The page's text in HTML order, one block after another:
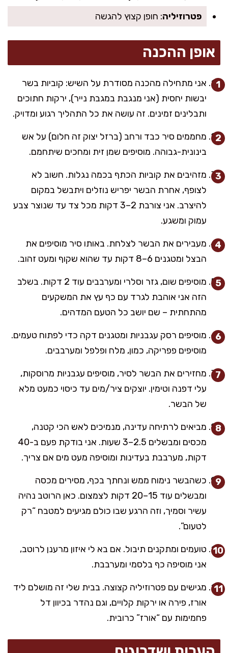
פטרוזיליה: חופן קצוץ להגשה
אופן ההכנה
אני מתחילה מהכנה מסודרת על השיש: קוביות בשר
יבשות יחסית (אני מנגבת במגבת נייר), ירקות חתוכים
ותבלינים זמינים. זה עושה את כל התהליך רגוע ומדויק.
מחממים סיר כבד ורחב (ברזל יצוק זה חלום) על אש
בינונית-גבוהה. מוסיפים שמן זית ומחכים שיתחמם.
מזהיבים את קוביות הכתף בכמה נגלות. חשוב לא
לצופף, אחרת הבשר יפריש נוזלים ויתבשל במקום
להיצרב. אני צורבת 2–3 דקות מכל צד עד שנוצר צבע
עמוק ומשגע.
מעבירים את הבשר לצלחת. באותו סיר מוסיפים את
הבצל ומטגנים 6–8 דקות עד שהוא שקוף ומעט זהוב.
מוסיפים שום, גזר וסלרי ומערבבים עוד 2 דקות. בשלב
הזה אני אוהבת לגרד עם כף עץ את המשקעים
מהתחתית – שם יושב כל הטעם המדהים.
מוסיפים רסק עגבניות ומטגנים דקה כדי לפתוח טעמים.
מוסיפים פפריקה, כמון, מלח ופלפל ומערבבים.
מחזירים את הבשר לסיר, מוסיפים עגבניות מרוסקות,
עלי דפנה וטימין. יוצקים ציר/מים עד כיסוי כמעט מלא
של הבשר.
מביאים לרתיחה עדינה, מנמיכים לאש הכי קטנה,
מכסים ומבשלים 2.5–3 שעות. אני בודקת פעם ב-40
דקות, מערבבת בעדינות ומוסיפה מעט מים אם צריך.
כשהבשר נימוח ממש ונחתך בכף, מסירים מכסה
ומבשלים עוד 15–20 דקות לצמצום. כאן הרוטב נהיה
עשיר וסמיך, וזה הרגע שבו כולם מגיעים למטבח “רק
לטעום”.
טועמים ומתקנים תיבול. אם בא לי איזון מרענן לרוטב,
אני מוסיפה כף בלסמי ומערבבת.
מגישים עם פטרוזיליה קצוצה. בבית שלי זה מושלם ליד
אורז, פירה או ירקות קלויים, וגם נהדר בכיוון דל
פחמימות עם “אורז” כרובית.